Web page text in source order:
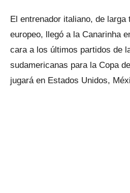
El entrenador italiano, de
europeo, llegó a la Canarinha
cara a los últimos partidos de
sudamericanas para la Copa
jugará en Estados Unidos,